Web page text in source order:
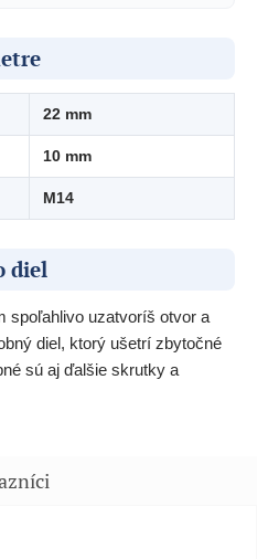
22 mm
10 mm
M14
diel
spoľahlivo uzatvoríš otvor a
diel, ktorý ušetrí zbytočné
sú aj ďalšie skrutky a